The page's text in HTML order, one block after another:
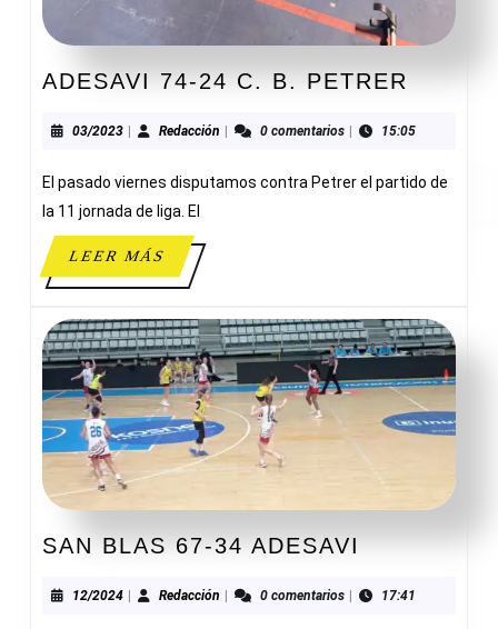
ADESAVI 74-24 C. B. PETRER
24
B.
03/202303/2023Redacción Redacción0 comentarios 15:05
El pasado viernes disputamos contra Petrer el partido de
la 11 jornada de liga. El
LEER MÁSLEER
MÁS
SAN BLAS 67-34 ADESAVI
67-
12/202412/2024Redacción Redacción0 comentarios 17:41